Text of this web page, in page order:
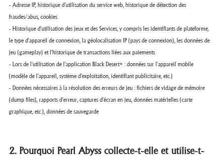
- Adresse IP, historique d'utilisation du service web, historique de détection des
fraudes/abus, cookies
- Historique d'utilisation des jeux et des Services, y compris les identifiants de plateforme,
le type d'appareil de connexion, la géolocalisation IP (pays de connexion), les données de
jeu (gameplay) et l’historique de transactions liées aux paiements
- Lors de l'utilisation de l'application Black Desert+ : données sur l'appareil mobile
(modèle de l’appareil, système d’exploitation, identifiant publicitaire, etc.)
- Données nécessaires à la résolution des erreurs de jeu : fichiers de vidage de mémoire
(dump files), rapports d'erreur, captures d'écran en jeu, données matérielles (carte
graphique, etc.), données de sauvegarde
2. Pourquoi Pearl Abyss collecte-t-elle et utilise-t-